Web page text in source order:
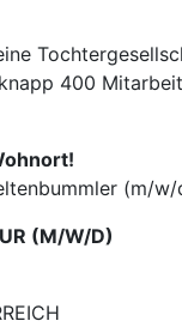
400
(m/
(M/W/D)